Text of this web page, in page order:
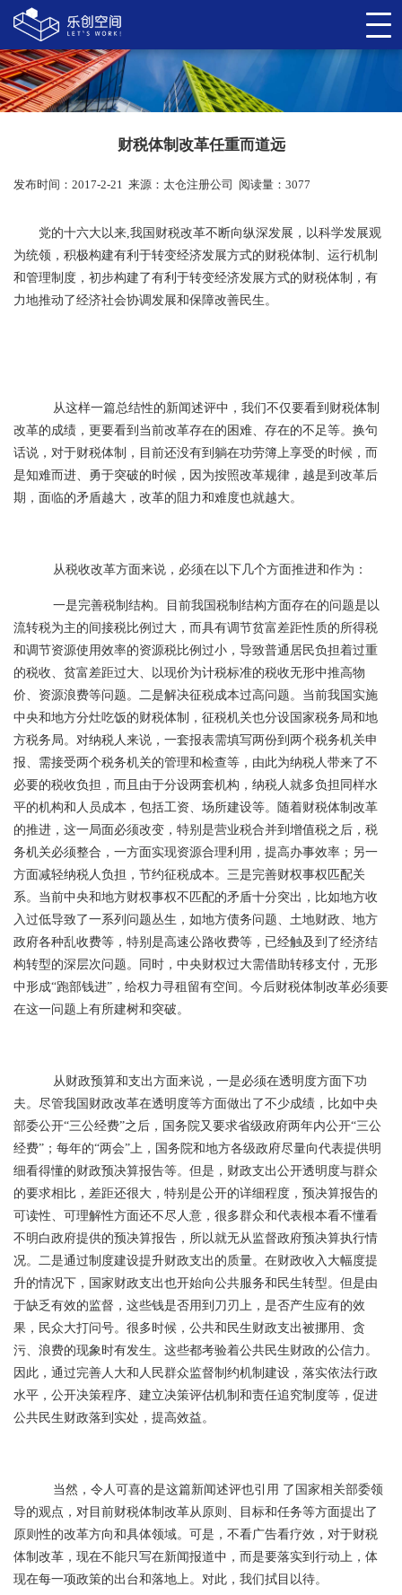
财税体制改革任重而道远
发布时间：2017-2-21 来源： 太仓注册公司 阅读量：3077
党的十六大以来,我国财税改革不断向纵深发展，以科学发展观
为统领，积极构建有利于转变经济发展方式的财税体制、运行机制
和管理制度，初步构建了有利于转变经济发展方式的财税体制，有
力地推动了经济社会协调发展和保障改善民生。
从这样一篇总结性的新闻述评中，我们不仅要看到财税体制
改革的成绩，更要看到当前改革存在的困难、存在的不足等。换句
话说，对于财税体制，目前还没有到躺在功劳簿上享受的时候，而
是知难而进、勇于突破的时候，因为按照改革规律，越是到改革后
期，面临的矛盾越大，改革的阻力和难度也就越大。
从税收改革方面来说，必须在以下几个方面推进和作为：
一是完善税制结构。目前我国税制结构方面存在的问题是以
流转税为主的间接税比例过大，而具有调节贫富差距性质的所得税
和调节资源使用效率的资源税比例过小，导致普通居民负担着过重
的税收、贫富差距过大、以现价为计税标准的税收无形中推高物
价、资源浪费等问题。二是解决征税成本过高问题。当前我国实施
中央和地方分灶吃饭的财税体制，征税机关也分设国家税务局和地
方税务局。对纳税人来说，一套报表需填写两份到两个税务机关申
报、需接受两个税务机关的管理和检查等，由此为纳税人带来了不
必要的税收负担，而且由于分设两套机构，纳税人就多负担同样水
平的机构和人员成本，包括工资、场所建设等。随着财税体制改革
的推进，这一局面必须改变，特别是营业税合并到增值税之后，税
务机关必须整合，一方面实现资源合理利用，提高办事效率；另一
方面减轻纳税人负担，节约征税成本。三是完善财权事权匹配关
系。当前中央和地方财权事权不匹配的矛盾十分突出，比如地方收
入过低导致了一系列问题丛生，如地方债务问题、土地财政、地方
政府各种乱收费等，特别是高速公路收费等，已经触及到了经济结
构转型的深层次问题。同时，中央财权过大需借助转移支付，无形
中形成“跑部钱进”，给权力寻租留有空间。今后财税体制改革必须要
在这一问题上有所建树和突破。
从财政预算和支出方面来说，一是必须在透明度方面下功
夫。尽管我国财政改革在透明度等方面做出了不少成绩，比如中央
部委公开“三公经费”之后，国务院又要求省级政府两年内公开“三公
经费”；每年的“两会”上，国务院和地方各级政府尽量向代表提供明
细看得懂的财政预决算报告等。但是，财政支出公开透明度与群众
的要求相比，差距还很大，特别是公开的详细程度，预决算报告的
可读性、可理解性方面还不尽人意，很多群众和代表根本看不懂看
不明白政府提供的预决算报告，所以就无从监督政府预决算执行情
况。二是通过制度建设提升财政支出的质量。在财政收入大幅度提
升的情况下，国家财政支出也开始向公共服务和民生转型。但是由
于缺乏有效的监督，这些钱是否用到刀刃上，是否产生应有的效
果，民众大打问号。很多时候，公共和民生财政支出被挪用、贪
污、浪费的现象时有发生。这些都考验着公共民生财政的公信力。
因此，通过完善人大和人民群众监督制约机制建设，落实依法行政
水平，公开决策程序、建立决策评估机制和责任追究制度等，促进
公共民生财政落到实处，提高效益。
当然，令人可喜的是这篇新闻述评也引用 了国家相关部委领
导的观点，对目前财税体制改革从原则、目标和任务等方面提出了
原则性的改革方向和具体领域。可是，不看广告看疗效，对于财税
体制改革，现在不能只写在新闻报道中，而是要落实到行动上，体
现在每一项政策的出台和落地上。对此，我们拭目以待。